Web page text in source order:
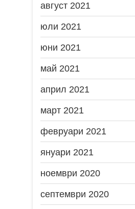
август 2021
юли 2021
юни 2021
май 2021
април 2021
март 2021
февруари 2021
януари 2021
ноември 2020
септември 2020